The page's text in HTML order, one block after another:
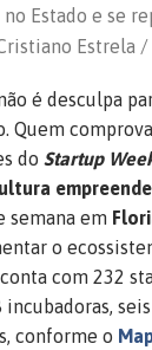
Estado e se
Estrela /
é desculpa
Quem
do Startup
semana em
o
com 232
incubadoras,
conforme o